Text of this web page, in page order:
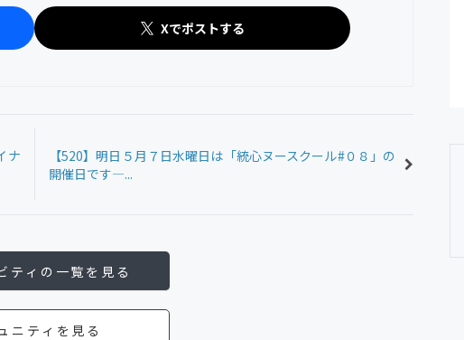
Xでポストする
ナ
【520】明日５月７日水曜日は「統心ヌースクール#０８」の
開催日です—...
ティの一覧を見る
ニティを見る